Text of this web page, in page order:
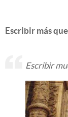
Escribir más
Escribir